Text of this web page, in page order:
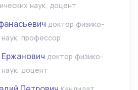
наук, доцент
доктор физико-
профессор
доктор физико-
доцент